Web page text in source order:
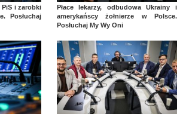
PiS i zarobki
Posłuchaj
Płace lekarzy, odbudowa Ukrainy i
amerykańscy żołnierze w Polsce.
Posłuchaj My Wy Oni